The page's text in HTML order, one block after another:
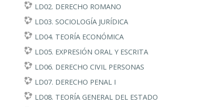
LD02. DERECHO ROMANO
LD03. SOCIOLOGÍA JURÍDICA
LD04. TEORÍA ECONÓMICA
LD05. EXPRESIÓN ORAL Y ESCRITA
LD06. DERECHO CIVIL PERSONAS
LD07. DERECHO PENAL I
LD08. TEORÍA GENERAL DEL ESTADO